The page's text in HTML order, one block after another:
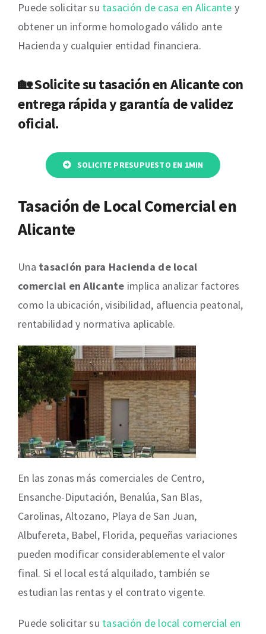
Puede solicitar su tasación de casa en Alicante y
obtener un informe homologado válido ante
Hacienda y cualquier entidad financiera.
🏡 Solicite sutasación en Alicantecon
entrega rápida y garantía de validez
oficial.
SOLICITE PRESUPUESTO EN 1MIN
Tasación de Local Comercial en
Alicante
Una tasación para Hacienda de local
comercial en Alicante implica analizar factores
como la ubicación, visibilidad, afluencia peatonal,
rentabilidad y normativa aplicable.
En las zonas más comerciales de Centro,
Ensanche-Diputación, Benalúa, San Blas,
Carolinas, Altozano, Playa de San Juan,
Albufereta, Babel, Florida, pequeñas variaciones
pueden modificar considerablemente el valor
final. Si el local está alquilado, también se
estudian las rentas y el contrato vigente.
Puede solicitar su tasación de local comercial en